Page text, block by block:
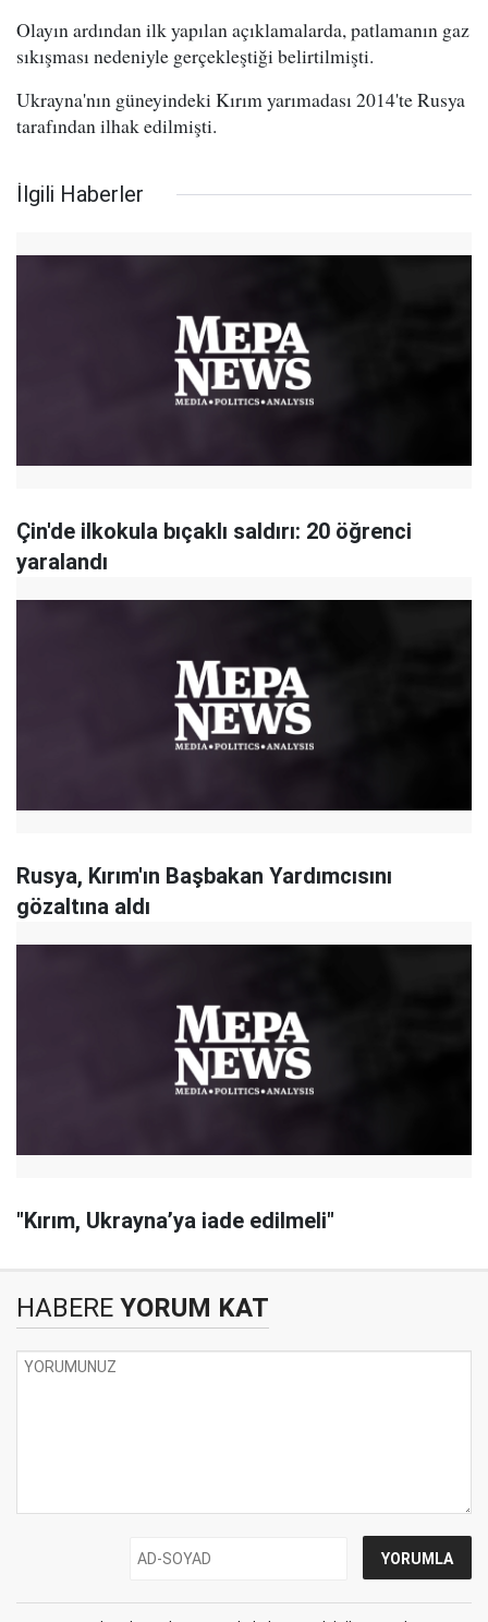
Olayın ardından ilk yapılan açıklamalarda, patlamanın gaz
sıkışması nedeniyle gerçekleştiği belirtilmişti.
Ukrayna'nın güneyindeki Kırım yarımadası 2014'te Rusya
tarafından ilhak edilmişti.
İlgili Haberler
Çin'de ilkokula bıçaklı saldırı: 20 öğrenci
yaralandı
Rusya, Kırım'ın Başbakan Yardımcısını
gözaltına aldı
"Kırım, Ukrayna’ya iade edilmeli"
HABERE YORUM KAT